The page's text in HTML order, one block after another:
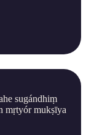
sugándhiṃ
mṛtyór mukṣīya